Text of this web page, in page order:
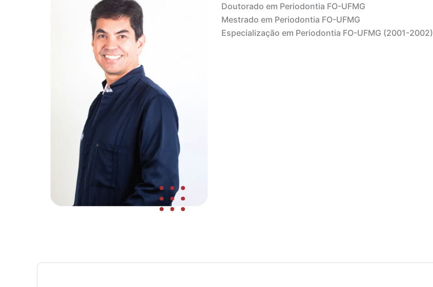
Doutorado em Periodontia FO-UFMG
Mestrado em Periodontia FO-UFMG
Especialização em Periodontia FO-UFMG (2001-2002)